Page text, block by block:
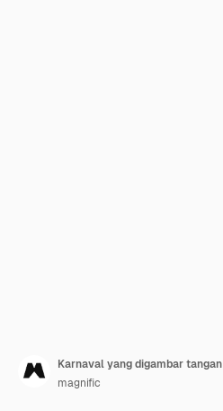
Karnaval yang digambar tangan
magnific